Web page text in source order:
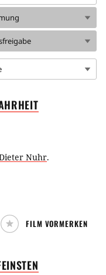
Nuhr.
FILM VORMERKEN